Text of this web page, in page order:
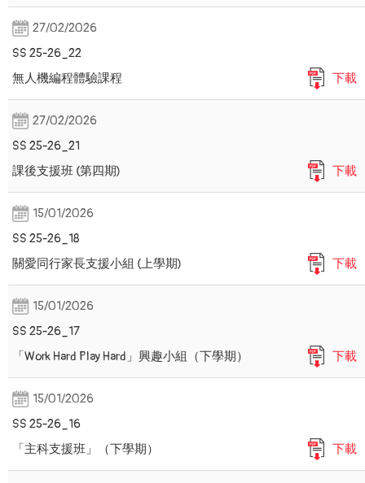
27/02/2026
SS 25-26_22
無人機編程體驗課程
下載
27/02/2026
SS 25-26_21
課後支援班 (第四期)
下載
15/01/2026
SS 25-26_18
關愛同行家長支援小組 (上學期)
下載
15/01/2026
SS 25-26_17
「Work Hard Play Hard」興趣小組（下學期）
下載
15/01/2026
SS 25-26_16
「主科支援班」（下學期）
下載